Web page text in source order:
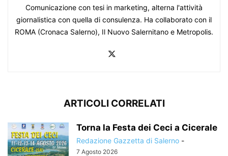
Comunicazione con tesi in marketing, alterna l'attività
giornalistica con quella di consulenza. Ha collaborato con il
ROMA (Cronaca Salerno), Il Nuovo Salernitano e Metropolis.
ARTICOLI CORRELATI
Torna la Festa dei Ceci a Cicerale
Redazione Gazzetta di Salerno -
7 Agosto 2026